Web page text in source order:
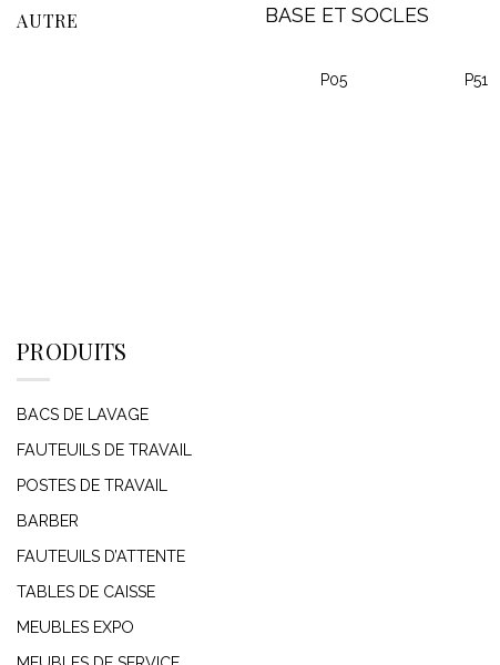
AUTRE BASE ET SOCLES
P05 P51
PRODUITS
BACS DE LAVAGE
FAUTEUILS DE TRAVAIL
POSTES DE TRAVAIL
BARBER
FAUTEUILS D’ATTENTE
TABLES DE CAISSE
MEUBLES EXPO